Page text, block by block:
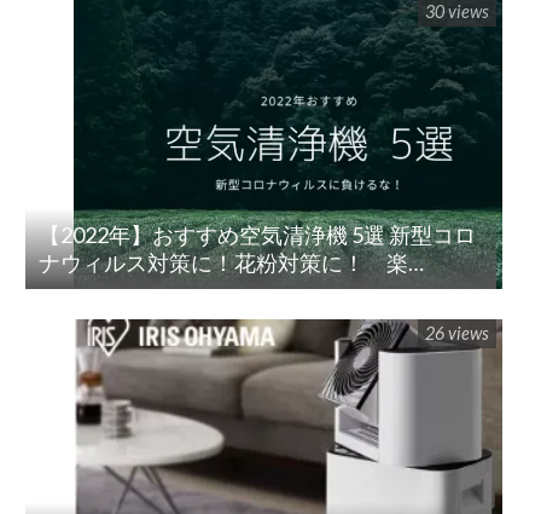
【2022年】おすすめ空気清浄機 5選 新型コロ
ナウィルス対策に！花粉対策に！ 楽
天/Amazon/Yahoo/PayPay
30 views
26 views